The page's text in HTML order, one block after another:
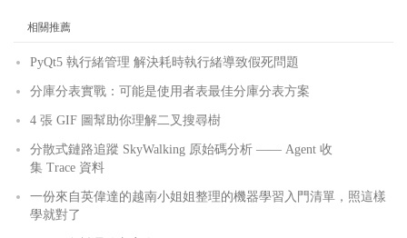
相關推薦
PyQt5 執行緒管理 解決耗時執行緒導致假死問題
分庫分表實戰：可能是使用者表最佳分庫分表方案
4 張 GIF 圖幫助你理解二叉搜尋樹
分散式鏈路追蹤 SkyWalking 原始碼分析 —— Agent 收
集 Trace 資料
一份來自英偉達的越南小姐姐整理的機器學習入門清單，照這樣
學就對了